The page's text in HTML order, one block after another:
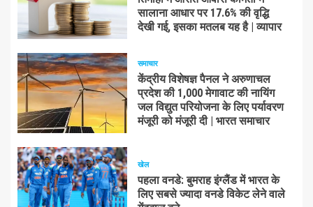
सालाना आधार पर 17.6% की वृद्धि
देखी गई, इसका मतलब यह है | व्यापार
समाचार
केंद्रीय विशेषज्ञ पैनल ने अरुणाचल
प्रदेश की 1,000 मेगावाट की नायिंग
जल विद्युत परियोजना के लिए पर्यावरण
मंजूरी को मंजूरी दी | भारत समाचार
खेल
पहला वनडे: बुमराह इंग्लैंड में भारत के
लिए सबसे ज्यादा वनडे विकेट लेने वाले